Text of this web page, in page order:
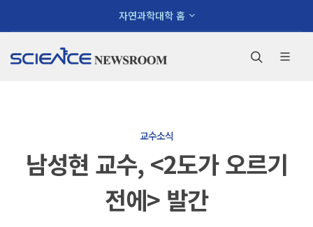
자연과학대학 홈
교수소식
남성현 교수, <2도가 오르기
전에> 발간
×
환영인사
학장